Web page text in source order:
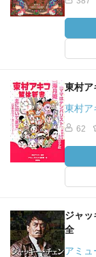
東村ア
東村ア
62
ジャ
全
アミュ